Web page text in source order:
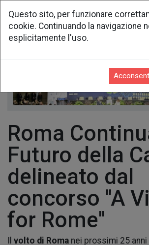
Roma
Futuro della
delineato dal
concorso "A
for Rome"
Il volto di Roma nei prossimi 25
Questo sito, per funzionare
cookie. Continuando la navigazione
esplicitamente l'uso.